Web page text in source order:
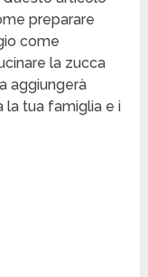
preparare
come
la zucca
aggiungerà
la tua famiglia e i